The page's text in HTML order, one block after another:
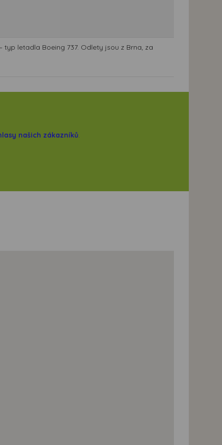
letadla Boeing 737. Odlety jsou z Brna, za
našich zákazníků.